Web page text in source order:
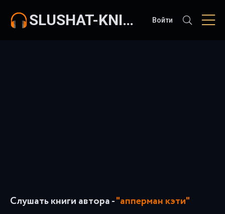
SLUSHAT-KNIGI.COM Войти
Слушать книги автора -"апперман кэти"